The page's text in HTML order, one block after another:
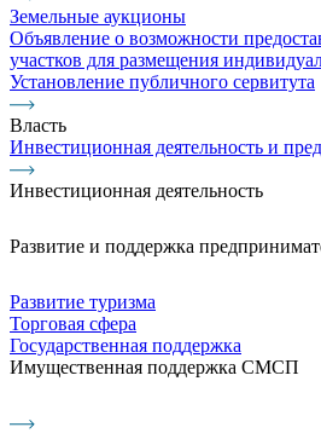
Земельные аукционы
Объявление о возможности
участков для размещения
Установление публичного сервитута
Власть
Инвестиционная деятельность и
Инвестиционная деятельность
Развитие и поддержка
Развитие туризма
Торговая сфера
Государственная поддержка
Имущественная поддержка СМСП